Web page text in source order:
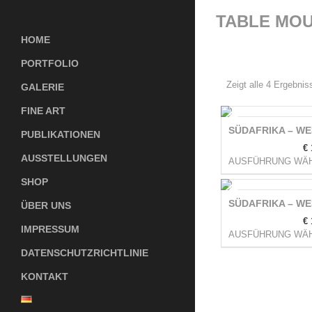
HOME
PORTFOLIO
GALERIE
FINE ART
PUBLIKATIONEN
AUSSTELLUNGEN
SHOP
ÜBER UNS
IMPRESSUM
DATENSCHUTZRICHTLINIE
KONTAKT
TABLE
Zeigt alle 4
SÜDAFRIKA –
€
AUSFÜHRUNG
SÜDAFRIKA –
€
AUSFÜHRUNG